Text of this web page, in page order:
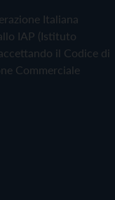
Italiana
IAP (Istituto
il Codice di
Commerciale